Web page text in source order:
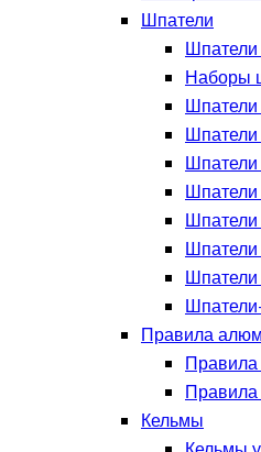
Шпатели
Наборы
Шпатели
Шпатели
Правила
Кельмы